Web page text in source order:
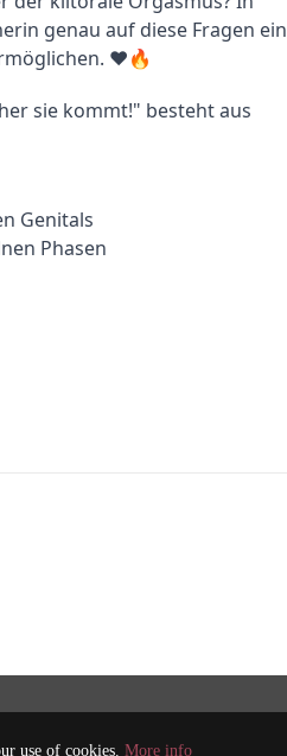
genau auf diese Fragen ein
❤️🔥
sie kommt!" besteht aus
Genitals
Phasen
use of cookies. More info